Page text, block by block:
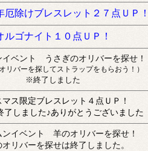
厄除けブレスレット２７点ＵＰ！
ルゴナイト１０点ＵＰ！
イベント うさぎのオリバーを探せ！
リバーを探してストラップをもらおう！）
※終了しました
マス限定ブレスレット４点ＵＰ！
しました♪ありがとうございました
ンイベント 羊のオリバーを探せ！
リバーを探せは終了しました。